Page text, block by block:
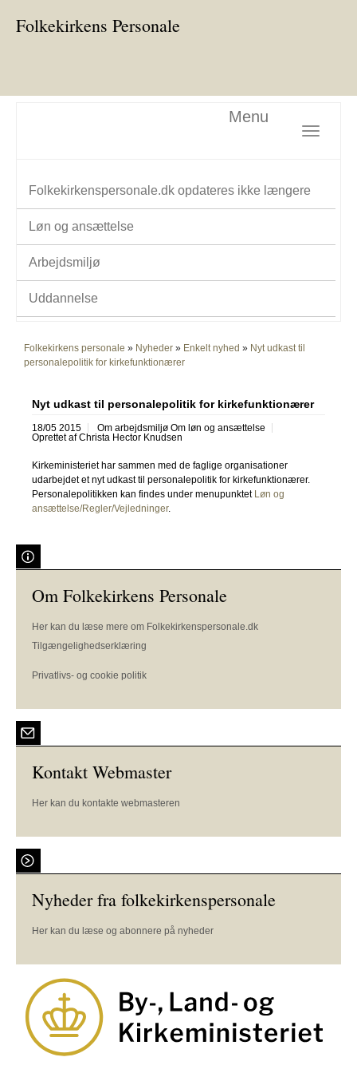
Folkekirkens Personale
Toggle
Menu
Folkekirkenspersonale.dk opdateres ikke længere
Løn og ansættelse
Arbejdsmiljø
Uddannelse
Folkekirkens personale » Nyheder » Enkelt nyhed » Nyt udkast til
personalepolitik for kirkefunktionærer
Nyt udkast til personalepolitik for kirkefunktionærer
18/05 2015
Om arbejdsmiljø Om løn og ansættelse
Oprettet afChrista Hector Knudsen
Kirkeministeriet har sammen med de faglige organisationer
udarbejdet et nyt udkast til personalepolitik for kirkefunktionærer.
Personalepolitikken kan findes under menupunktet Løn og
ansættelse/Regler/Vejledninger.
Om Folkekirkens Personale
Her kan du læse mere om Folkekirkenspersonale.dk
Tilgængelighedserklæring
Privatlivs- og cookie politik
Kontakt Webmaster
Her kan du kontakte webmasteren
Nyheder fra folkekirkenspersonale
Her kan du læse og abonnere på nyheder